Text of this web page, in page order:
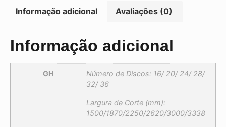
Informação adicional Avaliações (0)
Informação adicional
GH
Número de Discos: 16/ 20/ 24/ 28/
32/ 36
Largura de Corte (mm):
1500/1870/2250/2620/3000/3338